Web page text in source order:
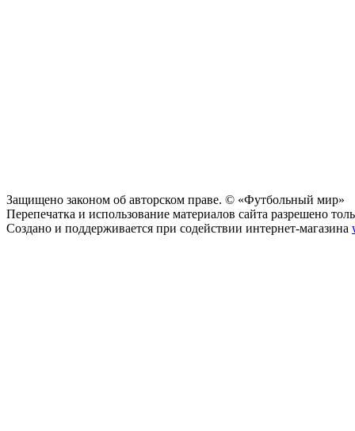
Защищено законом об авторском праве. © «Футбольный мир»
Перепечатка и использование материалов сайта разрешено
Создано и поддерживается при содействии интернет-магазина